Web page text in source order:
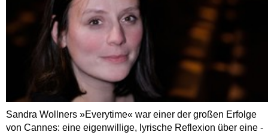
Sandra Wollners »Everytime« war einer der großen Erfolge
von Cannes: eine eigenwillige, lyrische Reflexion über eine ­